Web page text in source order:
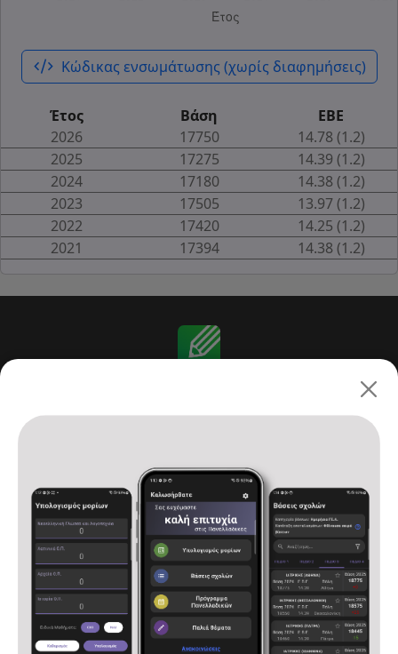
code_xml Κώδικας ενσωμάτωσης (χωρίς διαφημήσεις)
Έτος Βάση
ΕΒΕ
2026
17750
14.78 (1.2)
2025
17275
14.39 (1.2)
2024
17180
14.38 (1.2)
2023
17505
13.97 (1.2)
2022
17420
14.25 (1.2)
2021
17394 14.38 (1.2)
Αρχική
Υπολογισμός μορίων
Βάσεις σχολών
Πρόγραμμα Πανελλαδικών
Παλιά θέματα